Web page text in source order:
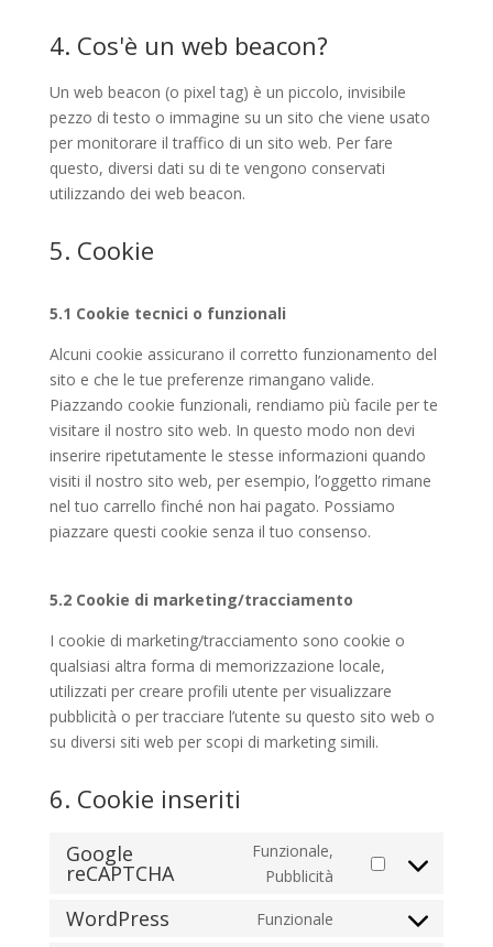
4. Cos'è un web beacon?
Un web beacon (o pixel tag) è un piccolo, invisibile
pezzo di testo o immagine su un sito che viene usato
per monitorare il traffico di un sito web. Per fare
questo, diversi dati su di te vengono conservati
utilizzando dei web beacon.
5. Cookie
5.1 Cookie tecnici o funzionali
Alcuni cookie assicurano il corretto funzionamento del
sito e che le tue preferenze rimangano valide.
Piazzando cookie funzionali, rendiamo più facile per te
visitare il nostro sito web. In questo modo non devi
inserire ripetutamente le stesse informazioni quando
visiti il nostro sito web, per esempio, l’oggetto rimane
nel tuo carrello finché non hai pagato. Possiamo
piazzare questi cookie senza il tuo consenso.
5.2 Cookie di marketing/tracciamento
I cookie di marketing/tracciamento sono cookie o
qualsiasi altra forma di memorizzazione locale,
utilizzati per creare profili utente per visualizzare
pubblicità o per tracciare l’utente su questo sito web o
su diversi siti web per scopi di marketing simili.
6. Cookie inseriti
Google
reCAPTCHA
Funzionale,
Pubblicità
Consent
WordPress Funzionale